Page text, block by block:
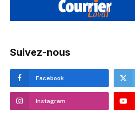
Suivez-nous
Facebook
Instagram